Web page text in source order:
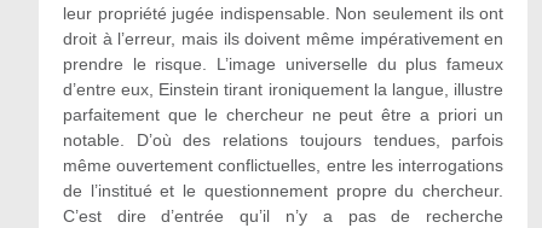
leur propriété jugée indispensable. Non seulement ils ont
droit à l’erreur, mais ils doivent même impérativement en
prendre le risque. L’image universelle du plus fameux
d’entre eux, Einstein tirant ironiquement la langue, illustre
parfaitement que le chercheur ne peut être a priori un
notable. D’où des relations toujours tendues, parfois
même ouvertement conflictuelles, entre les interrogations
de l’institué et le questionnement propre du chercheur.
C’est dire d’entrée qu’il n’y a pas de recherche